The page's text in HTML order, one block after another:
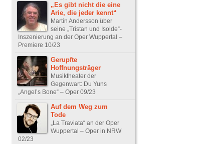
„Es gibt nicht die eine
Arie, die jeder kennt“
Martin Andersson über
seine „Tristan und Isolde“-
Inszenierung an der Oper Wuppertal –
Premiere 10/23
Gerupfte
Hoffnungsträger
Musiktheater der
Gegenwart: Du Yuns
„Angel’s Bone“ – Oper 09/23
Auf dem Weg zum
Tode
„La Traviata“ an der Oper
Wuppertal – Oper in NRW
02/23